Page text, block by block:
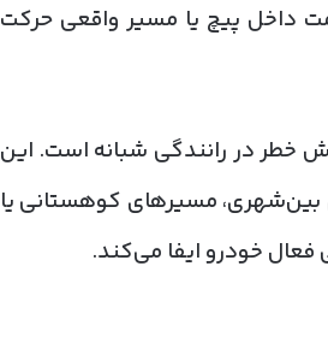
داخل پیچ یا مسیر واقعی حرکت
خطر در رانندگی شبانه است. این
بین‌شهری، مسیرهای کوهستانی یا
خودرو ایفا می‌کند.